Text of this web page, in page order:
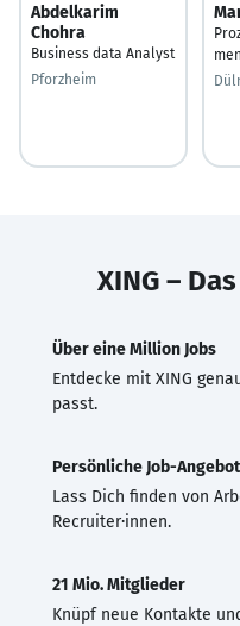
Abdelkarim
Chohra
Business data Analyst
Pforzheim
XING –
Über eine Million Jobs
Entdecke mit XING
passt.
Persönliche Job-
Lass Dich finden von
Recruiter·innen.
21 Mio. Mitglieder
Knüpf neue Kontakte